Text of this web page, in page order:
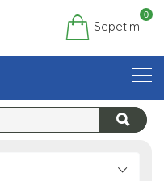
Sepetim
0